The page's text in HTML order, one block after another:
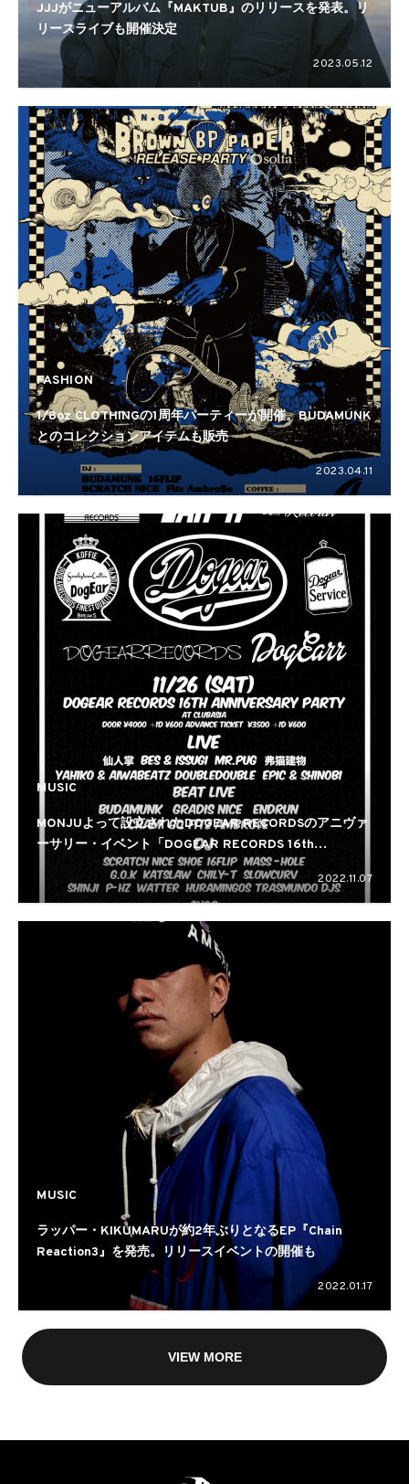
JJJがニューアルバム『MAKTUB』のリリースを発表。リ
リースライブも開催決定
2023.05.12
FASHION
1/8oz CLOTHINGの1周年パーティーが開催。BUDAMUNK
とのコレクションアイテムも販売
2023.04.11
MUSIC
MONJUよって設立されたDOGEAR RECORDSのアニヴァ
ーサリー・イベント「DOGEAR RECORDS 16th
Anniversary Party」が渋谷clubasiaで開催
2022.11.07
MUSIC
ラッパー・KIKUMARUが約2年ぶりとなるEP『Chain
Reaction3』を発売。リリースイベントの開催も
2022.01.17
VIEW MORE